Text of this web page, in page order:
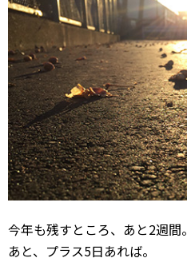
今年も残すところ、あと2週間。
あと、プラス5日あれば。